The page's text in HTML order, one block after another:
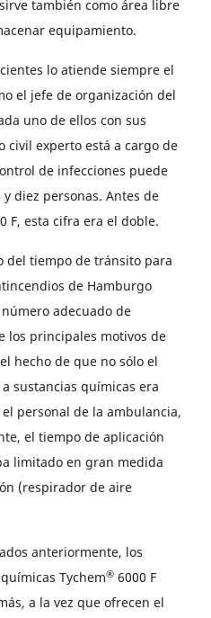
también como área libre
equipamiento.
lo atiende siempre el
el jefe de organización del
uno de ellos con sus
civil experto está a cargo de
de infecciones puede
diez personas. Antes de
F, esta cifra era el doble.
del tiempo de tránsito para
de Hamburgo
adecuado de
los principales motivos de
hecho de que no sólo el
sustancias químicas era
personal de la ambulancia,
el tiempo de aplicación
limitado en gran medida
(respirador de aire
anteriormente, los
Tychem® 6000 F
a la vez que ofrecen el